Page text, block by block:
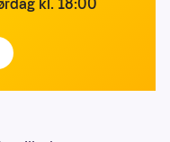
kl. 18:00